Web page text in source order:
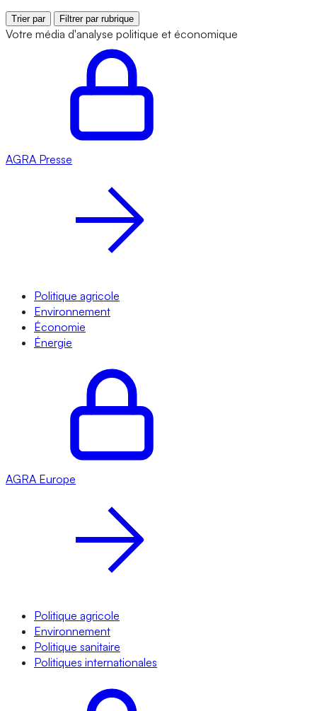
Trier par Filtrer par rubrique
Votre média d'analyse politique et économique
AGRA Presse
Politique agricole
Environnement
Économie
Énergie
AGRA Europe
Politique agricole
Environnement
Politique sanitaire
Politiques internationales